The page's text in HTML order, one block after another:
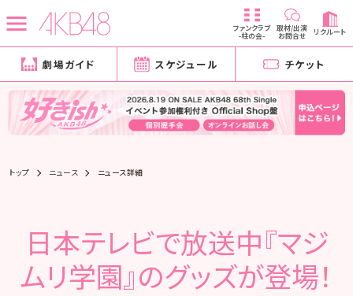
ファンクラブ
-柱の会-
取材/出演
お問合せ リクルート
劇場ガイド スケジュール チケット
トップ ニュース ニュース詳細
日本テレビで放送中『マジ
ムリ学園』のグッズが登場！